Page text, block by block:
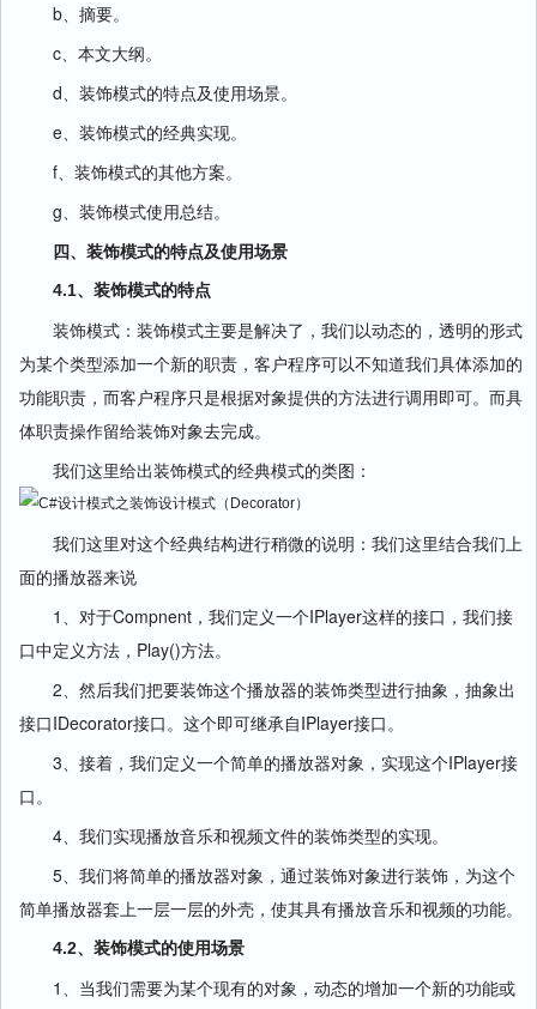
b、摘要。
c、本文大纲。
d、装饰模式的特点及使用场景。
e、装饰模式的经典实现。
f、装饰模式的其他方案。
g、装饰模式使用总结。
四、装饰模式的特点及使用场景
4.1、装饰模式的特点
装饰模式：装饰模式主要是解决了，我们以动态的，透明的形式
为某个类型添加一个新的职责，客户程序可以不知道我们具体添加的
功能职责，而客户程序只是根据对象提供的方法进行调用即可。而具
体职责操作留给装饰对象去完成。
我们这里给出装饰模式的经典模式的类图：
我们这里对这个经典结构进行稍微的说明：我们这里结合我们上
面的播放器来说
1、对于Compnent，我们定义一个IPlayer这样的接口，我们接
口中定义方法，Play()方法。
2、然后我们把要装饰这个播放器的装饰类型进行抽象，抽象出
接口IDecorator接口。这个即可继承自IPlayer接口。
3、接着，我们定义一个简单的播放器对象，实现这个IPlayer接
口。
4、我们实现播放音乐和视频文件的装饰类型的实现。
5、我们将简单的播放器对象，通过装饰对象进行装饰，为这个
简单播放器套上一层一层的外壳，使其具有播放音乐和视频的功能。
4.2、装饰模式的使用场景
1、当我们需要为某个现有的对象，动态的增加一个新的功能或